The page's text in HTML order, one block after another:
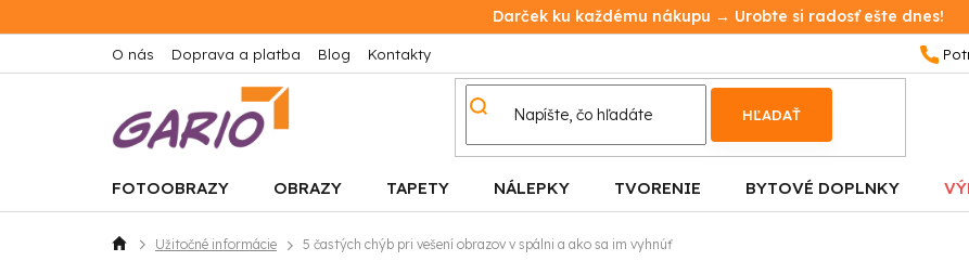
na
Darček ku každému nákupu → Urobte si radosť ešte dnes!
O nás Doprava a platba Blog Kontakty
HĽADAŤ
FOTOOBRAZY OBRAZY TAPETY NÁLEPKY TVORENIE BYTOVÉ DOPLNKY
DomovUžitočné informácie 5 častých chýb pri vešení obrazov v spálni a ako sa im vyhnúť